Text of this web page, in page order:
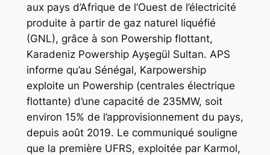
aux pays d’Afrique de l’Ouest de l’électricité
produite à partir de gaz naturel liquéfié
(GNL), grâce à son Powership flottant,
Karadeniz Powership Ayşegül Sultan. APS
informe qu’au Sénégal, Karpowership
exploite un Powership (centrales électrique
flottante) d’une capacité de 235MW, soit
environ 15% de l’approvisionnement du pays,
depuis août 2019. Le communiqué souligne
que la première UFRS, exploitée par Karmol,